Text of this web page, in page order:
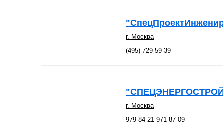
г. Москва
(495) 729-59-39
г. Москва
979-84-21 971-87-09